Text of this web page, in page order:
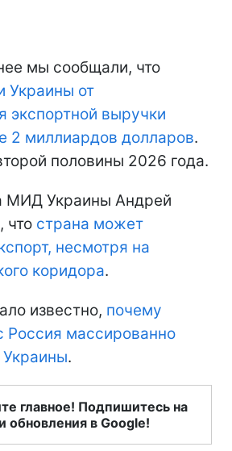
мы сообщали, что
Украины от
экспортной выручки
2 миллиардов долларов.
половины 2026 года.
МИД Украины Андрей
что страна может
несмотря на
коридора.
известно, почему
Россия массированно
Украины.
главное! Подпишитесь на
обновления в Google!